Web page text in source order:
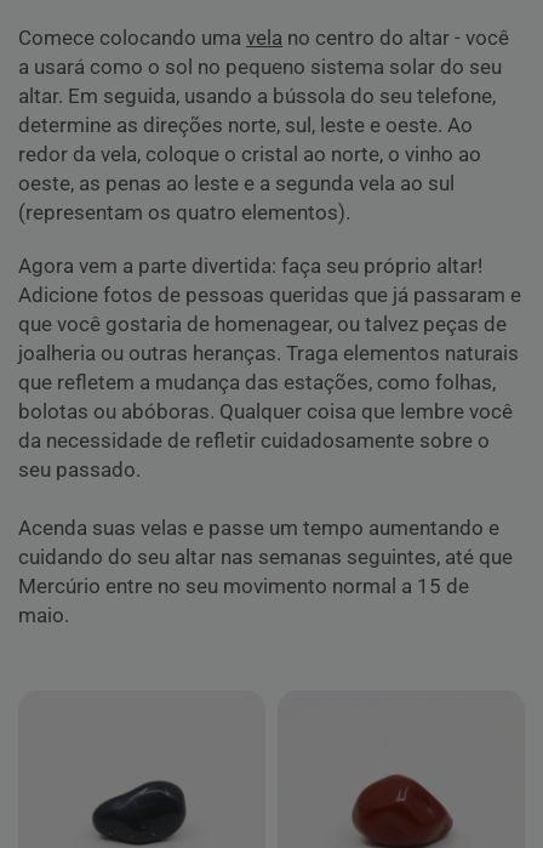
Comece colocando umavela no centro do altar - você
a usará como o sol no pequeno sistema solar do seu
altar. Em seguida, usando a bússola do seu telefone,
determine as direções norte, sul, leste e oeste. Ao
redor da vela, coloque o cristal ao norte, o vinho ao
oeste, as penas ao leste e a segunda vela ao sul
(representam os quatro elementos).
Agora vem a parte divertida: faça seu próprio altar!
Adicione fotos de pessoas queridas que já passaram e
que você gostaria de homenagear, ou talvez peças de
joalheria ou outras heranças. Traga elementos naturais
que refletem a mudança das estações, como folhas,
bolotas ou abóboras. Qualquer coisa que lembre você
da necessidade de refletir cuidadosamente sobre o
seu passado.
Acenda suas velas e passe um tempo aumentando e
cuidando do seu altar nas semanas seguintes, até que
Mercúrio entre no seu movimento normal a 15 de
maio.